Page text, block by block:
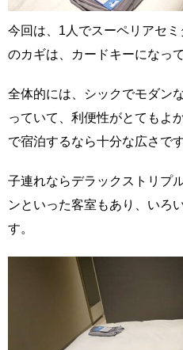
今回は、1人でスーペリアセ
のカギは、カードキーになっ
全体的には、シックでモダン
っていて、利便性がとてもよ
で宿泊するなら十分な広さです
子連れならデラックストリプ
ンといった客室もあり、いろ
す。